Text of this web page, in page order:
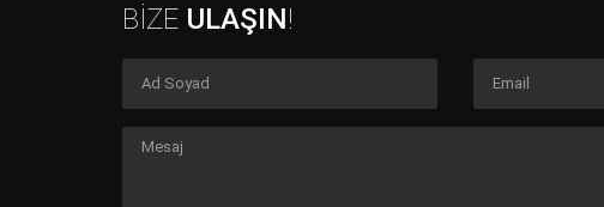
BİZE ULAŞIN!